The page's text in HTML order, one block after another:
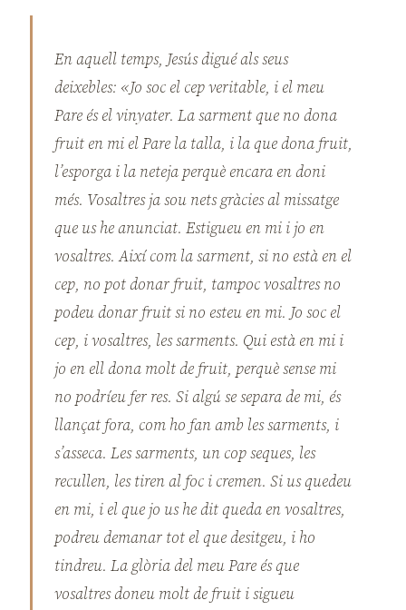
En aquell temps, Jesús digué als seus
deixebles: «Jo soc el cep veritable, i el meu
Pare és el vinyater. La sarment que no dona
fruit en mi el Pare la talla, i la que dona fruit,
l’esporga i la neteja perquè encara en doni
més. Vosaltres ja sou nets gràcies al missatge
que us he anunciat. Estigueu en mi i jo en
vosaltres. Així com la sarment, si no està en el
cep, no pot donar fruit, tampoc vosaltres no
podeu donar fruit si no esteu en mi. Jo soc el
cep, i vosaltres, les sarments. Qui està en mi i
jo en ell dona molt de fruit, perquè sense mi
no podríeu fer res. Si algú se separa de mi, és
llançat fora, com ho fan amb les sarments, i
s’asseca. Les sarments, un cop seques, les
recullen, les tiren al foc i cremen. Si us quedeu
en mi, i el que jo us he dit queda en vosaltres,
podreu demanar tot el que desitgeu, i ho
tindreu. La glòria del meu Pare és que
vosaltres doneu molt de fruit i sigueu